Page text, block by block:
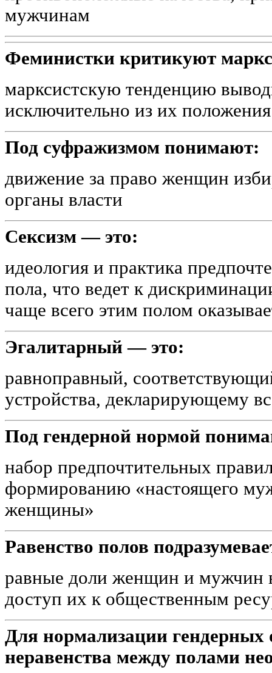
мужчинам
Феминистки критикуют
марксистскую тенденцию
исключительно из их
Под суфражизмом понимают:
движение за право женщин
органы власти
Сексизм — это:
идеология и практика
пола, что ведет к
чаще всего этим полом
Эгалитарный — это:
равноправный,
устройства, декларирующему
Под гендерной нормой
набор предпочтительных
формированию «настоящего
женщины»
Равенство полов
равные доли женщин и мужчин
доступ их к общественным
Для нормализации
неравенства между полами